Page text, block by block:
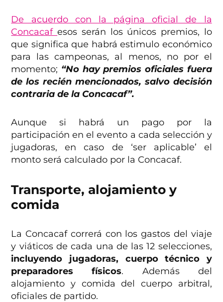
De acuerdo con la página oficial de la
Concacafesos serán los únicos premios, lo
que significa que habrá estimulo económico
para las campeonas, al menos, no por el
momento; “No hay premios oficiales fuera
de los recién mencionados, salvo decisión
contraria de la Concacaf”.
Aunque si habrá un pago por la
participación en el evento a cada selección y
jugadoras, en caso de ‘ser aplicable’ el
monto será calculado por la Concacaf.
Transporte, alojamiento y
comida
La Concacaf correrá con los gastos del viaje
y viáticos de cada una de las 12 selecciones,
incluyendo jugadoras, cuerpo técnico y
preparadores físicos. Además del
alojamiento y comida del cuerpo arbitral,
oficiales de partido.